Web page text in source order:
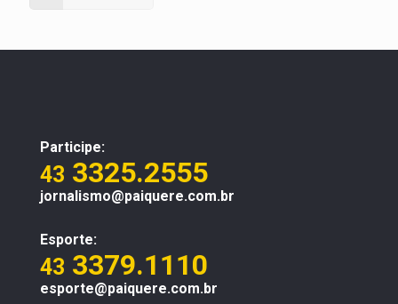
Participe:
43 3325.2555
jornalismo@paiquere.com.br
Esporte:
43 3379.1110
esporte@paiquere.com.br